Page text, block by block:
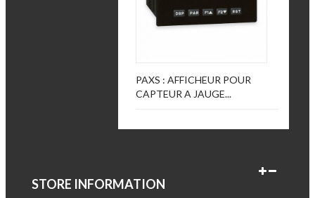
PAXS : AFFICHEUR POUR
CAPTEUR A JAUGE...
STORE INFORMATION